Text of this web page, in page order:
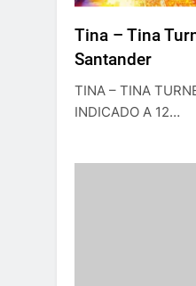
Tina – Tina
Santander
TINA – TINA
INDICADO A 12…